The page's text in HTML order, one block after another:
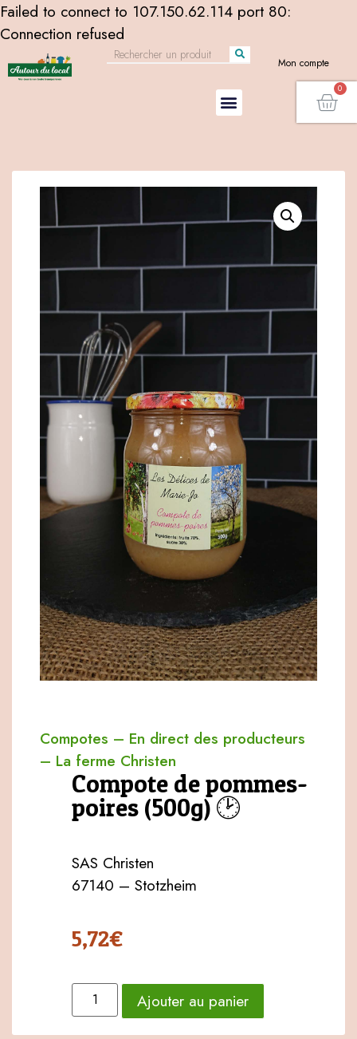
Failed to connect to 107.150.62.114 port 80:
Connection refused
Mon compte
Compotes – En direct des producteurs
– La ferme Christen
Compote de pommes-
poires (500g) 🕑
SAS Christen
67140 – Stotzheim
5,72€
Ajouter au panier